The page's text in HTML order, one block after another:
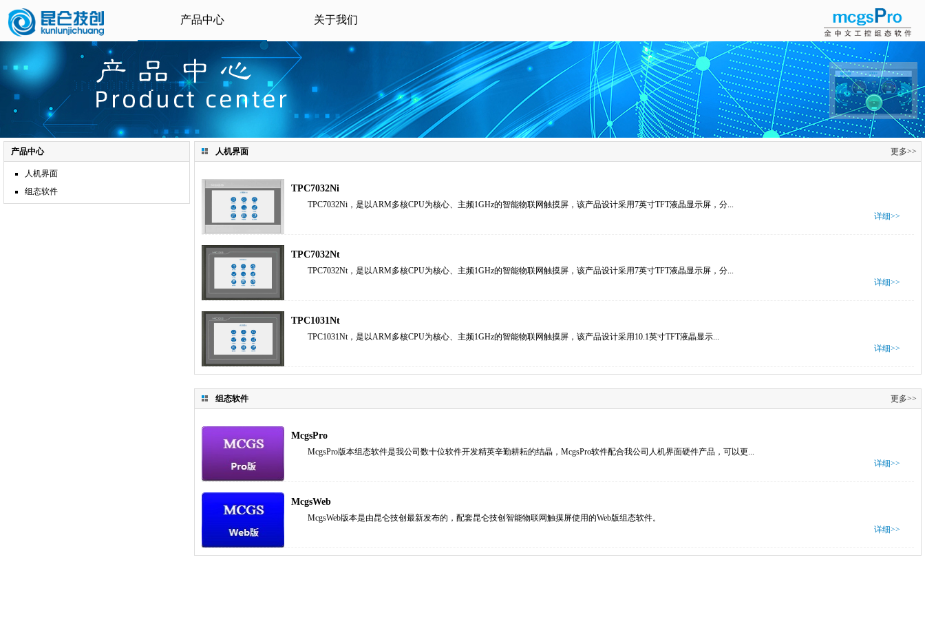
产品中心 关于我们
产品中心
人机界面
组态软件
人机界面 更多>>
TPC7032Ni
TPC7032Ni，是以ARM多核CPU为核心、主频1GHz的智能物联网触摸屏，该产品设计采用7英寸TFT液晶显示屏，分...
详细>>
TPC7032Nt
TPC7032Nt，是以ARM多核CPU为核心、主频1GHz的智能物联网触摸屏，该产品设计采用7英寸TFT液晶显示屏，分...
详细>>
TPC1031Nt
TPC1031Nt，是以ARM多核CPU为核心、主频1GHz的智能物联网触摸屏，该产品设计采用10.1英寸TFT液晶显示...
详细>>
组态软件 更多>>
McgsPro
McgsPro版本组态软件是我公司数十位软件开发精英辛勤耕耘的结晶，McgsPro软件配合我公司人机界面硬件产品，可以更...
详细>>
McgsWeb
McgsWeb版本是由昆仑技创最新发布的，配套昆仑技创智能物联网触摸屏使用的Web版组态软件。
详细>>